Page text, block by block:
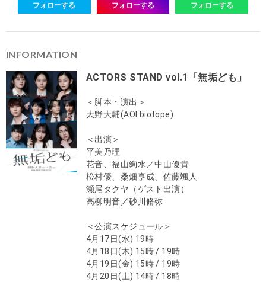
フォローする フォローする フォローする
INFORMATION
ACTORS STAND vol.1「無垢ども」
＜脚本・演出＞
大野大輔(AOI biotope)
＜出演＞
平美乃理
花音、福山絢水／中山優貴
松村優、桑畑亨成、佐藤颯人
瀬尾タクヤ（ゲスト出演）
高柳明音／砂川脩弥
＜公演スケジュール＞
4月17日(水) 19時
4月18日(木) 15時 / 19時
4月19日(金) 15時 / 19時
4月20日(土) 14時 / 18時